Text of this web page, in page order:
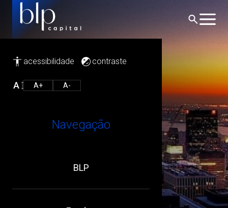
acessibilidade contraste
A+ A-
Navegação
BLP